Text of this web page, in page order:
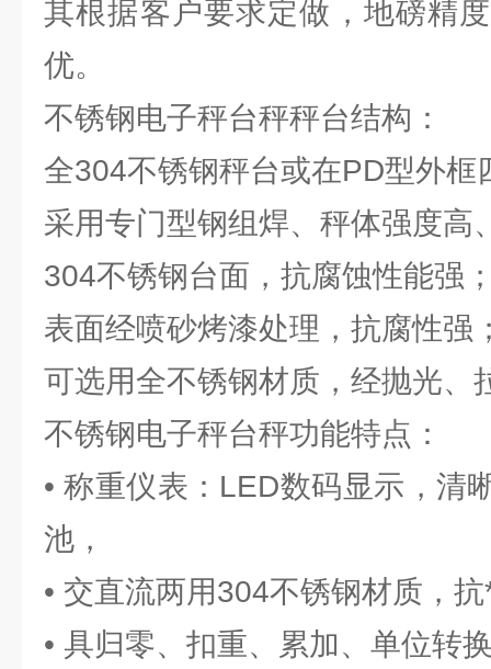
其根据客户要求定做，地磅精
优。
不锈钢电子秤台秤秤台结构：
全304不锈钢秤台或在PD型外框
采用专门型钢组焊、秤体强度高
304不锈钢台面，抗腐蚀性能强
表面经喷砂烤漆处理，抗腐性强
可选用全不锈钢材质，经抛光、
不锈钢电子秤台秤功能特点：
• 称重仪表：LED数码显示，清
池，
• 交直流两用304不锈钢材质，
• 具归零、扣重、累加、单位转